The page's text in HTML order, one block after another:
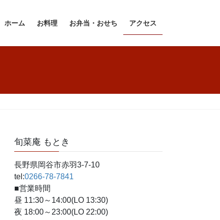
ホーム お料理 お弁当・おせち アクセス
旬菜庵 もとき
長野県岡谷市赤羽3-7-10
tel:0266-78-7841
■営業時間
昼 11:30～14:00(LO 13:30)
夜 18:00～23:00(LO 22:00)